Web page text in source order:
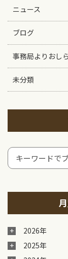
ニュース
ブログ
事務局よりおし
未分類
2026年
2025年